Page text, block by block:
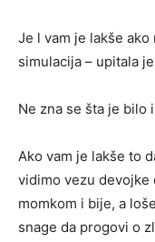
Je l vam je lakše
simulacija – upitala
Ne zna se šta je bilo
Ako vam je lakše to
vidimo vezu devojke
momkom i bije, a
snage da progovi o